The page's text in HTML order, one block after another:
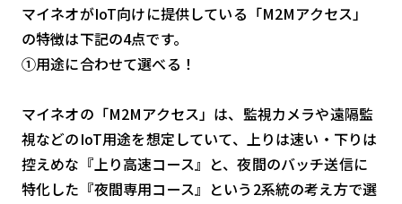
マイネオがIoT向けに提供している「M2Mアクセス」
の特徴は下記の4点です。
①用途に合わせて選べる！
マイネオの「M2Mアクセス」は、監視カメラや遠隔監
視などのIoT用途を想定していて、上りは速い・下りは
控えめな『上り高速コース』と、夜間のバッチ送信に
特化した『夜間専用コース』という2系統の考え方で選